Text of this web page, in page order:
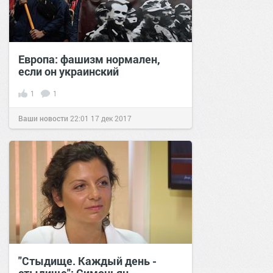
Европа: фашизм нормален,
если он украинский
1 1
Ваши новости 22:01 17 дек 2017
"Стыдище. Каждый день -